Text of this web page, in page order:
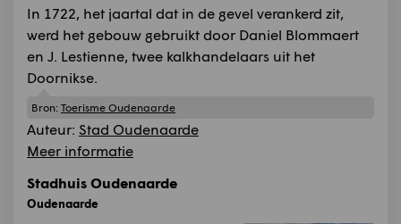
In 1722, het jaartal dat in de gevel verankerd zit,
werd het gebouw gebruikt door Daniel Blommaert
en J. Lestienne, twee kalkhandelaars uit het
Doornikse.
Bron: Toerisme Oudenaarde
Auteur: Stad Oudenaarde
Meer informatie
Stadhuis Oudenaarde
Oudenaarde